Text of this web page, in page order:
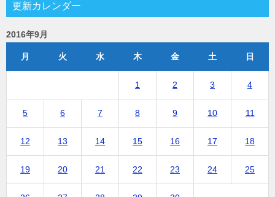
更新カレンダー
2016年9月
月 火 水 木 金 土 日
1 2 3 4
5 6 7 8 9 10 11
12 13 14 15 16 17 18
19 20 21 22 23 24 25